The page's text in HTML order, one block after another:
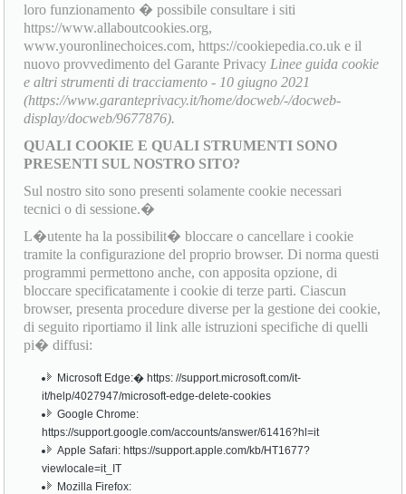
loro funzionamento � possibile consultare i siti
https://www.allaboutcookies.org,
www.youronlinechoices.com, https://cookiepedia.co.uk e il
nuovo provvedimento del Garante Privacy Linee guida cookie
e altri strumenti di tracciamento - 10 giugno 2021
(https://www.garanteprivacy.it/home/docweb/-/docweb-
display/docweb/9677876).
QUALI COOKIE E QUALI STRUMENTI SONO
PRESENTI SUL NOSTRO SITO?
Sul nostro sito sono presenti solamente cookie necessari
tecnici o di sessione.�
L�utente ha la possibilit� bloccare o cancellare i cookie
tramite la configurazione del proprio browser. Di norma questi
programmi permettono anche, con apposita opzione, di
bloccare specificatamente i cookie di terze parti. Ciascun
browser, presenta procedure diverse per la gestione dei cookie,
di seguito riportiamo il link alle istruzioni specifiche di quelli
pi� diffusi:
Microsoft Edge:� https: //support.microsoft.com/it-
it/help/4027947/microsoft-edge-delete-cookies
Google Chrome:
https://support.google.com/accounts/answer/61416?hl=it
Apple Safari: https://support.apple.com/kb/HT1677?
viewlocale=it_IT
Mozilla Firefox: